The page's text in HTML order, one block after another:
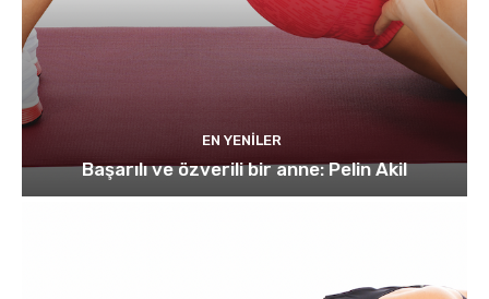
EN YENILER
Başarılı ve özverili bir anne: Pelin Akil